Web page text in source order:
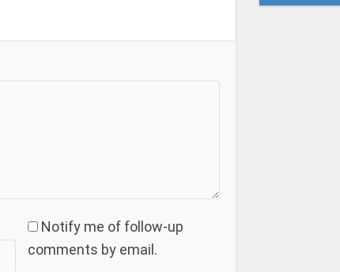
Notify me of follow-up
comments by email.